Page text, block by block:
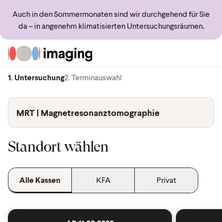
Auch in den Sommermonaten sind wir durchgehend für Sie
da – in angenehm klimatisierten Untersuchungsräumen.
Zur Startseite
1. Untersuchung2. Terminauswahl
MRT | Magnetresonanztomographie
Standort wählen
Alle Kassen KFA Privat